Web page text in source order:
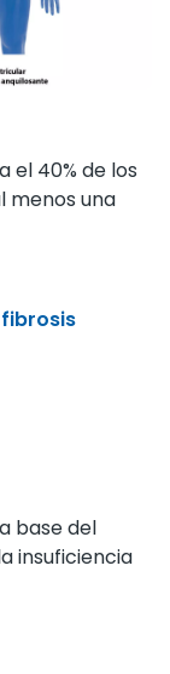
el 40% de los
menos una
base del
insuficiencia